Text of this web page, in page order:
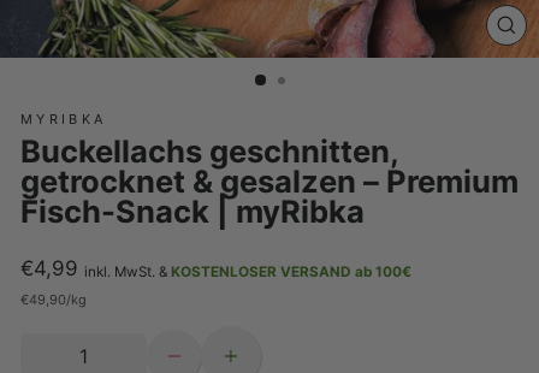
MYRIBKA
Buckellachs geschnitten,
getrocknet & gesalzen – Premium
Fisch-Snack | myRibka
Preis
€4,99 inkl. MwSt. & KOSTENLOSER VERSAND ab 100€
€49,90/kg
− +